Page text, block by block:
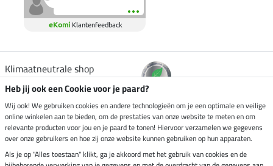
eKomi Klantenfeedback
Klimaatneutrale shop
Verzending per
Veilig betalen met
Heb jij ook een Cookie voor je paard?
Wij ook! We gebruiken cookies en andere technologieën om je een optimale en veilige
online winkelen aan te bieden, om de prestaties van onze website te meten en om
relevante producten voor jou en je paard te tonen! Hiervoor verzamelen we gegevens
over onze gebruikers en hoe zij onze website kunnen gebruiken op hun apparaten.
Als je op "Alles toestaan" klikt, ga je akkoord met het gebruik van cookies en de